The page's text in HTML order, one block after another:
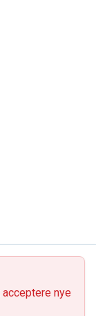
nye